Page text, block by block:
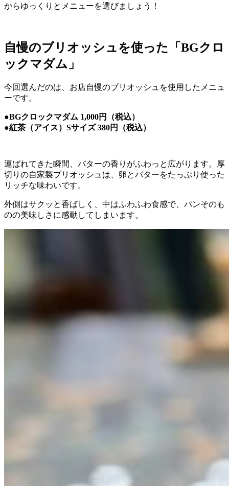
からゆっくりとメニューを選びましょう！
自慢のブリオッシュを使った「BGクロ
ックマダム」
今回選んだのは、お店自慢のブリオッシュを使用したメニュ
ーです。
●BGクロックマダム 1,000円（税込）
●紅茶（アイス）Sサイズ 380円（税込）
運ばれてきた瞬間、バターの香りがふわっと広がります。
厚
切りの自家製ブリオッシュは、卵とバターをたっぷり使った
リッチな味わいです。
外側はサクッと香ばしく、中はふわふわ食感で、パンそのも
のの美味しさに感動してしまいます。